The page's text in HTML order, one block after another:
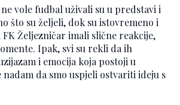
vole fudbal uživali su u predstavi i
što su željeli, dok su istovremeno i
Željezničar imali slične reakcije,
Ipak, svi su rekli da ih
i emocija koja postoji u
nadam da smo uspjeli ostvariti ideju s